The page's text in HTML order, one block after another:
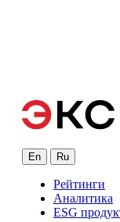
En Ru
Рейтинги
Аналитика
ESG